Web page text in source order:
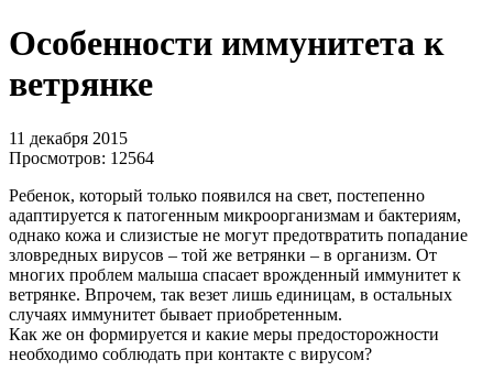
Особенности иммунитета к
ветрянке
11 декабря 2015
Просмотров: 12564
Ребенок, который только появился на свет, постепенно
адаптируется к патогенным микроорганизмам и бактериям,
однако кожа и слизистые не могут предотвратить попадание
зловредных вирусов – той же ветрянки – в организм. От
многих проблем малыша спасает врожденный иммунитет к
ветрянке. Впрочем, так везет лишь единицам, в остальных
случаях иммунитет бывает приобретенным.
Как же он формируется и какие меры предосторожности
необходимо соблюдать при контакте с вирусом?